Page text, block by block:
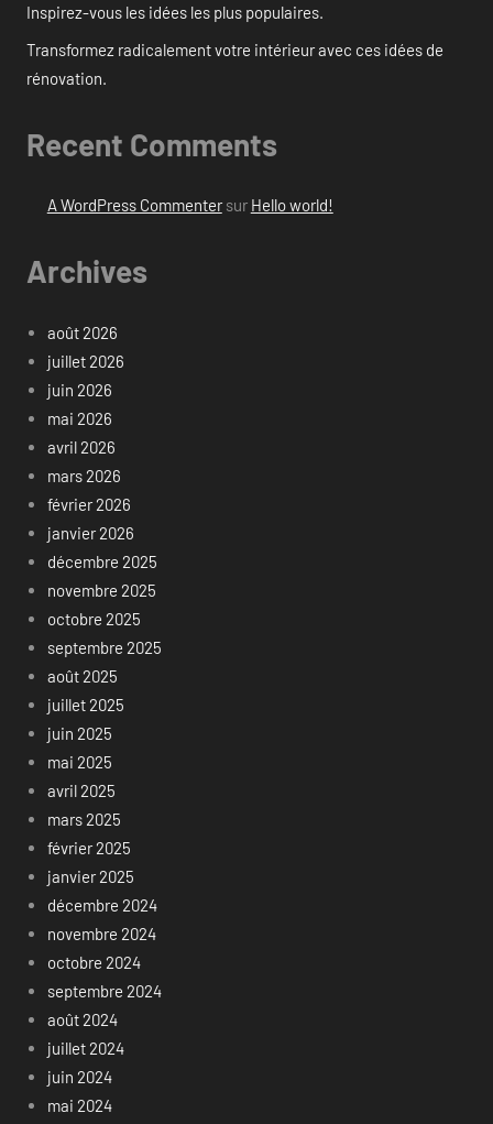
Inspirez-vous les idées les plus populaires.
Transformez radicalement votre intérieur avec ces idées de
rénovation.
Recent Comments
A WordPress Commentersur Hello world!
Archives
août 2026
juillet 2026
juin 2026
mai 2026
avril 2026
mars 2026
février 2026
janvier 2026
décembre 2025
novembre 2025
octobre 2025
septembre 2025
août 2025
juillet 2025
juin 2025
mai 2025
avril 2025
mars 2025
février 2025
janvier 2025
décembre 2024
novembre 2024
octobre 2024
septembre 2024
août 2024
juillet 2024
juin 2024
mai 2024